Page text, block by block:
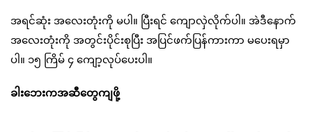
အရင်ဆုံး အလေးတုံးကို မပါ။ ပြီးရင် ကျောလှဲလိုက်ပါ။ အဲဒီနောက်
အလေးတုံးကို အတွင်းပိုင်းစုပြီး အပြင်ဖက်ပြန်ကားကာ မပေးရမှာ
ပါ။ ၁၅ ကြိမ် ၄ ကျော့လုပ်ပေးပါ။
ခါးဘေးကအဆီတွေကျဖို့